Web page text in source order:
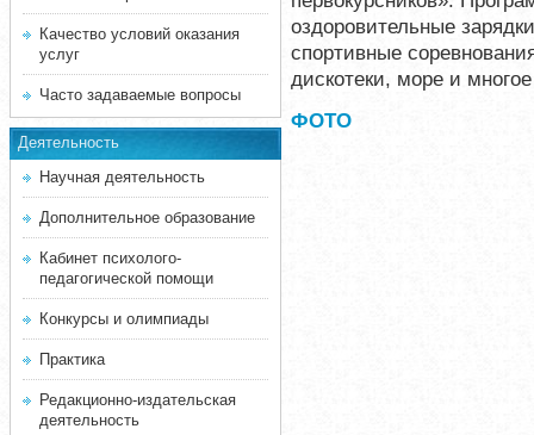
Качество условий оказания
услуг
Часто задаваемые вопросы
Деятельность
Научная деятельность
Дополнительное образование
Кабинет психолого-
педагогической помощи
Конкурсы и олимпиады
Практика
Редакционно-издательская
деятельность
оздоровительные
спортивные
дискотеки, море и
ФОТО